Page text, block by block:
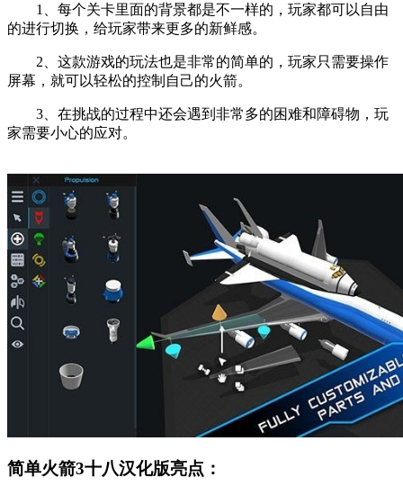
1、每个关卡里面的背景都是不一样的，玩家都可以自由
的进行切换，给玩家带来更多的新鲜感。
2、这款游戏的玩法也是非常的简单的，玩家只需要操作
屏幕，就可以轻松的控制自己的火箭。
3、在挑战的过程中还会遇到非常多的困难和障碍物，玩
家需要小心的应对。
简单火箭3十八汉化版亮点：